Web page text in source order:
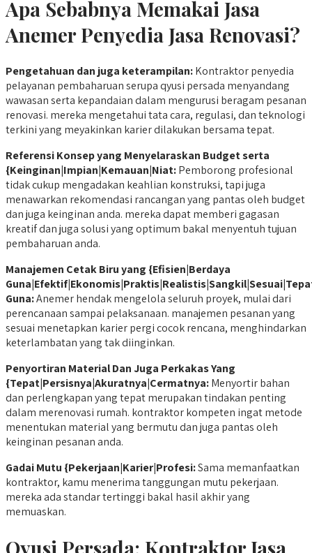
Apa Sebabnya Memakai Jasa
Anemer Penyedia Jasa Renovasi?
Pengetahuan dan juga keterampilan:Kontraktor penyedia
pelayanan pembaharuan serupa qyusi persada menyandang
wawasan serta kepandaian dalam mengurusi beragam pesanan
renovasi. mereka mengetahui tata cara, regulasi, dan teknologi
terkini yang meyakinkan karier dilakukan bersama tepat.
ReferensiKonsep yang Menyelaraskan Budget serta
{Keinginan|Impian|Kemauan|Niat:Pemborong profesional
tidak cukup mengadakan keahlian konstruksi, tapi juga
menawarkan rekomendasi rancangan yang pantas oleh budget
dan juga keinginan anda. mereka dapat memberi gagasan
kreatif dan juga solusi yang optimum bakal menyentuh tujuan
pembaharuan anda.
Manajemen Cetak Biru yang {Efisien|Berdaya
Guna:Anemer hendak mengelola seluruh proyek, mulai dari
perencanaan sampai pelaksanaan. manajemen pesanan yang
sesuai menetapkan karier pergi cocok rencana, menghindarkan
keterlambatan yang tak diinginkan.
Penyortiran Material Dan Juga Perkakas Yang
{Tepat|Persisnya|Akuratnya|Cermatnya:Menyortir bahan
dan perlengkapan yang tepat merupakan tindakan penting
dalam merenovasi rumah. kontraktor kompeten ingat metode
menentukan material yang bermutu dan juga pantas oleh
keinginan pesanan anda.
Gadai Mutu {Pekerjaan|Karier|Profesi:Sama memanfaatkan
kontraktor, kamu menerima tanggungan mutu pekerjaan.
mereka ada standar tertinggi bakal hasil akhir yang
memuaskan.